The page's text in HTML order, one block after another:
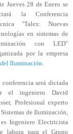
Jueves 28 de Enero se
la Conferencia
"Talex: Nuevas
en sistemas de
con LED"
por la empresa
Iluminación.
conferencia será dictada
el ingeniero David
Profesional experto
Sistemas de Iluminación,
Ingeniero Electricista
labora para el Grupo